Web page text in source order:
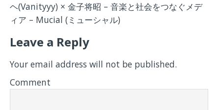
ヘ(Vanityyy) × 金子将昭 – 音楽と社会をつなぐメデ
ィア – Mucial (ミューシャル)
Leave a Reply
Your email address will not be published.
Comment